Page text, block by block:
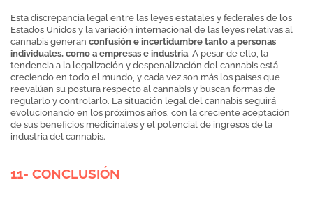
Esta discrepancia legal entre las leyes estatales y federales de los
Estados Unidos y la variación internacional de las leyes relativas al
cannabis generan confusión e incertidumbre tanto a personas
individuales, como a empresas e industria. A pesar de ello, la
tendencia a la legalización y despenalización del cannabis está
creciendo en todo el mundo, y cada vez son más los países que
reevalúan su postura respecto al cannabis y buscan formas de
regularlo y controlarlo. La situación legal del cannabis seguirá
evolucionando en los próximos años, con la creciente aceptación
de sus beneficios medicinales y el potencial de ingresos de la
industria del cannabis.
11- CONCLUSIÓN